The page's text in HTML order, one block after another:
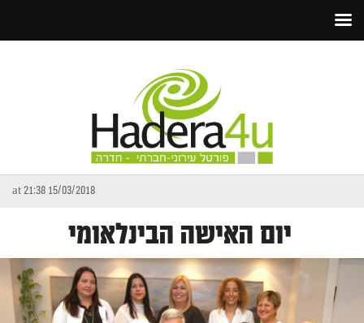
15/03/2018 at 21:38
יום האישה הבינלאומי